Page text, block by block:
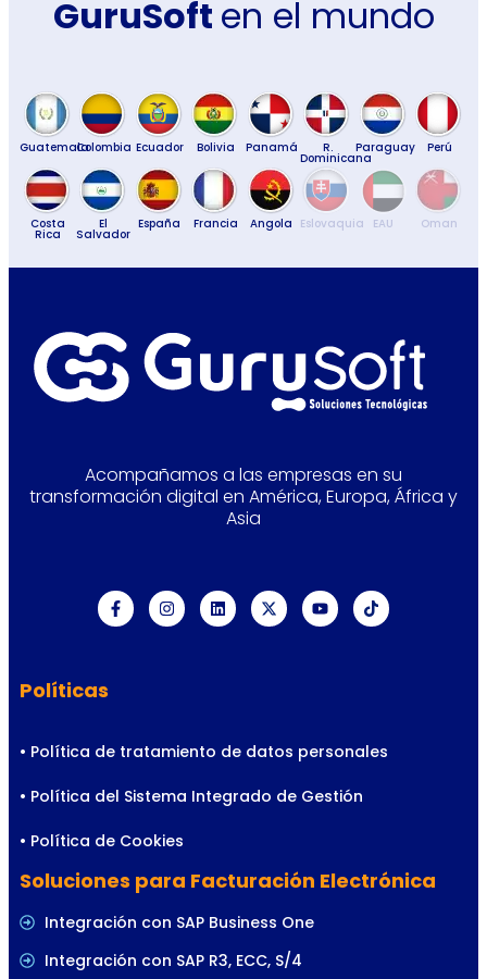
GuruSoft en el mundo
GuatemalaColombia Ecuador Bolivia Panamá R.
Dominicana
Paraguay Perú
Costa
Rica
El
Salvador
España Francia Angola Eslovaquia EAU Oman
Acompañamos a las empresas en su
transformación digital en América, Europa, África y
Asia
Políticas
• Política de tratamiento de datos personales
• Política del Sistema Integrado de Gestión
• Política de Cookies
Soluciones para Facturación Electrónica
Integración con SAP Business One
Integración con SAP R3, ECC, S/4